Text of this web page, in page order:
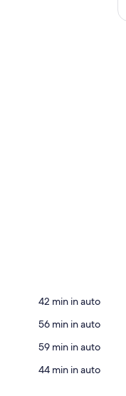
‪42 min in auto‬
‪56 min in auto‬
‪59 min in auto‬
‪44 min in auto‬